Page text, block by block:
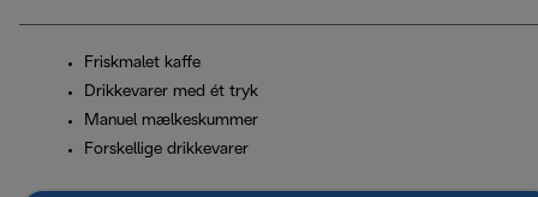
Friskmalet kaffe
Drikkevarer med ét tryk
Manuel mælkeskummer
Forskellige drikkevarer